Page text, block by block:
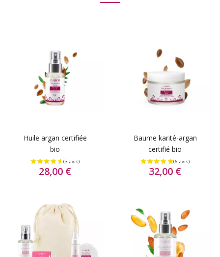
Huile argan certifiée
bio
28,00 €
Baume karité-argan
certifié bio
32,00 €